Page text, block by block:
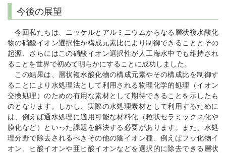
今後の展望
今回私たちは、ニッケルとアルミニウムからなる層状複水酸化
物の硝酸イオン選択性が構成元素比により制御できることとその
起源、さらにはこの硝酸イオン選択性が人工海水中でも維持され
ることを世界で初めて明らかにすることに成功しました。
この結果は、層状複水酸化物の構成元素やその構成比を制御す
ることにより水処理法として利用される物理化学的処理（イオン
交換処理）のための有用な素材として期待できることを示したも
のとなります。しかし、実際の水処理素材として利用するために
は、例えば通水処理に適用可能な材料化（粒状セラミックス化や
膜化など）といった課題を解決する必要があります。また、水処
理分野で除去されるべきその他の陰イオン種、例えばフッ化物イ
オン、ヒ酸イオンや亜ヒ酸イオンなどを選択的に除去できる層状